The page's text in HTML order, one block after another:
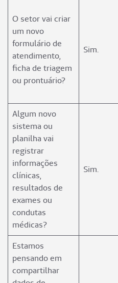
O setor vai criar
um novo
formulário de
atendimento,
ficha de triagem
ou prontuário?
Sim.
Algum novo
sistema ou
planilha vai
registrar
informações
clínicas,
resultados de
exames ou
condutas
médicas?
Sim.
Estamos
pensando em
compartilhar